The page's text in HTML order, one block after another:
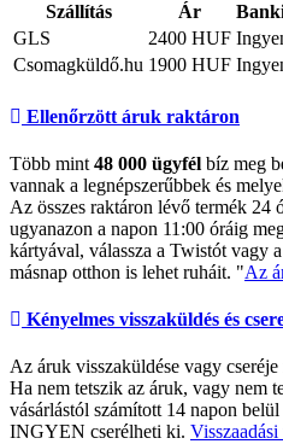
Szállítás
Ár
GLS
2400 HUF
Csomagküldő.hu 1900 HUF
Ellenőrzött áruk raktáron
Több mint 48 000 ügyfél bíz meg
vannak a legnépszerűbbek és
Az összes raktáron lévő termék 24
ugyanazon a napon 11:00 óráig
kártyával, válassza a Twistót vagy
másnap otthon is lehet ruháit. "Az
Kényelmes visszaküldés és
Az áruk visszaküldése vagy
Ha nem tetszik az áruk, vagy nem
vásárlástól számított 14 napon
INGYEN cserélheti ki.